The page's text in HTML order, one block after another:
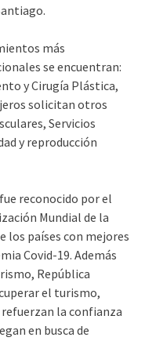
más
se encuentran:
y Cirugía Plástica,
solicitan otros
Servicios
y reproducción
reconocido por el
Mundial de la
los países con mejores
Covid-19. Además
República
el turismo,
la confianza
en busca de